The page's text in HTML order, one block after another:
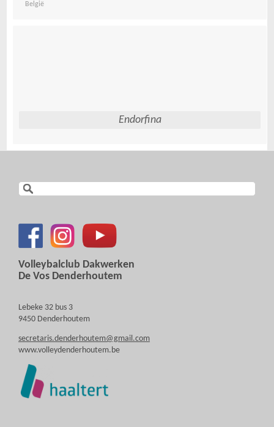
België
Endorfina
Volleybalclub Dakwerken
De Vos Denderhoutem
Lebeke 32 bus 3
9450 Denderhoutem
secretaris.denderhoutem@gmail.com
www.volleydenderhoutem.be